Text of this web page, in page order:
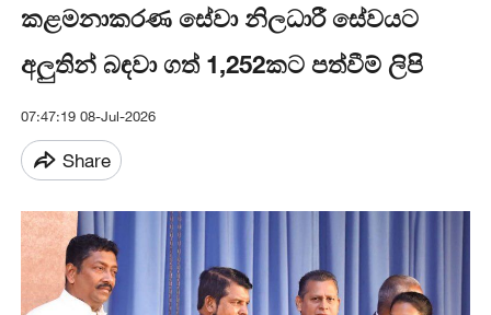
කළමනාකරණ සේවා නිලධාරී සේවයට
අලුතින් බඳවා ගත් 1,252කට පත්වීම් ලිපි
07:47:19 08-Jul-2026
Share